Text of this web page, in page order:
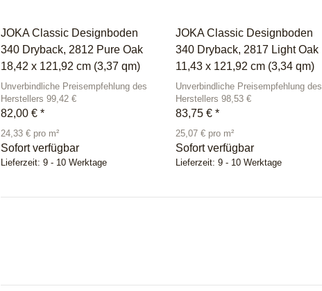
JOKA Classic Designboden
340 Dryback, 2812 Pure Oak
18,42 x 121,92 cm (3,37 qm)
Unverbindliche Preisempfehlung des
Herstellers 99,42 €
82,00 € *
24,33 € pro m²
Sofort verfügbar
Lieferzeit: 9 - 10 Werktage
JOKA Classic Designboden
340 Dryback, 2817 Light Oak
11,43 x 121,92 cm (3,34 qm)
Unverbindliche Preisempfehlung des
Herstellers 98,53 €
83,75 € *
25,07 € pro m²
Sofort verfügbar
Lieferzeit: 9 - 10 Werktage